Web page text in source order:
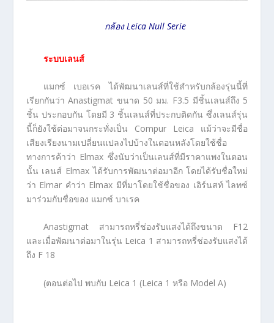
กล้อง Leica Null Serie
ระบบเลนส์
แมกซ์ เบอเรค ได้พัฒนาเลนส์ที่ใช้สำหรับกล้องรุ่นนี้ที่
เรียกกันว่า Anastigmat ขนาด 50 มม. F3.5 มีชิ้นเลนส์ถึง 5
ชิ้น ประกอบกัน โดยมี 3 ชิ้นเลนส์ที่ประกบติดกัน ซึ่งเลนส์รุ่น
นี้ก็ยังใช้ต่อมาจนกระทั่งเป็น Compur Leica แม้ว่าจะมีชื่อ
เสียงเรียงนามเปลี่ยนแปลงไปบ้างในตอนหลังโดยใช้ชื่อ
ทางการค้าว่า Elmax ซึ่งนับว่าเป็นเลนส์ที่มีราคาแพงในตอน
นั้น เลนส์ Elmax ได้รับการพัฒนาต่อมาอีก โดยได้รับชื่อใหม่
ว่า Elmar คำว่า Elmax มีที่มาโดยใช้ชื่อของ เอิร์นสท์ ไลทซ์
มาร่วมกับชื่อของ แมกซ์ บาเรค
Anastigmat สามารถหรี่ช่องรับแสงได้ถึงขนาด F12
และเมื่อพัฒนาต่อมาในรุ่น Leica 1 สามารถหรี่ช่องรับแสงได้
ถึง F 18
(ตอนต่อไป พบกับ Leica 1 (Leica 1 หรือ Model A)